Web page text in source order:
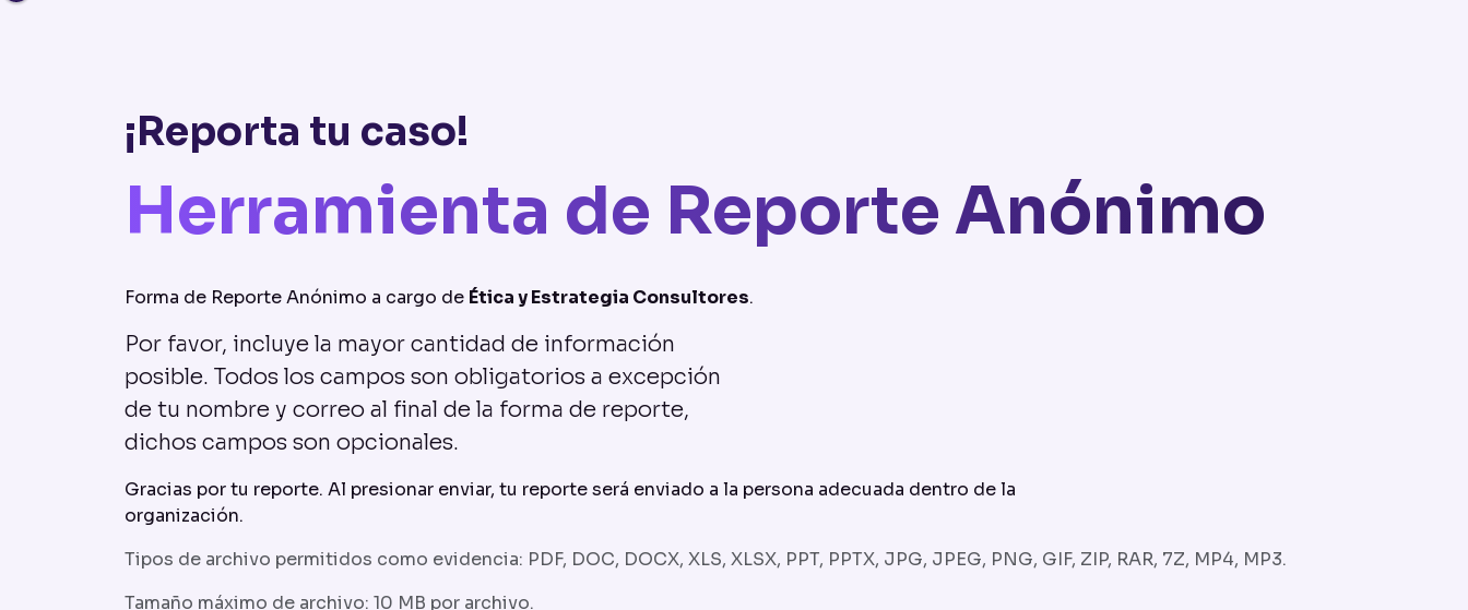
¡Reporta tu caso!
Herramienta de Reporte Anónimo
Forma de Reporte Anónimo a cargo de Ética y Estrategia Consultores.
Por favor, incluye la mayor cantidad de información
posible. Todos los campos son obligatorios a excepción
de tu nombre y correo al final de la forma de reporte,
dichos campos son opcionales.
Gracias por tu reporte. Al presionar enviar, tu reporte será enviado a la persona adecuada dentro de la
organización.
Tipos de archivo permitidos como evidencia: PDF, DOC, DOCX, XLS, XLSX, PPT, PPTX, JPG, JPEG, PNG, GIF, ZIP, RAR, 7Z, MP4, MP3.
Tamaño máximo de archivo: 10 MB por archivo.